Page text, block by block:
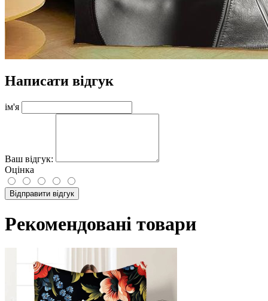
Написати відгук
ім'я
Ваш відгук:
Оцінка
Відправити відгук
Рекомендовані товари